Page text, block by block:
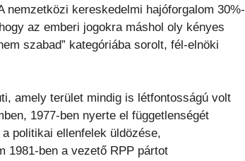
nemzetközi kereskedelmi hajóforgalom 30%-
az emberi jogokra máshol oly kényes
szabad” kategóriába sorolt, fél-elnöki
amely terület mindig is létfontosságú volt
1977-ben nyerte el függetlenségét
politikai ellenfelek üldözése,
1981-ben a vezető RPP pártot